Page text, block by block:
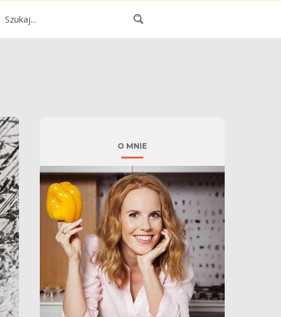
O MNIE